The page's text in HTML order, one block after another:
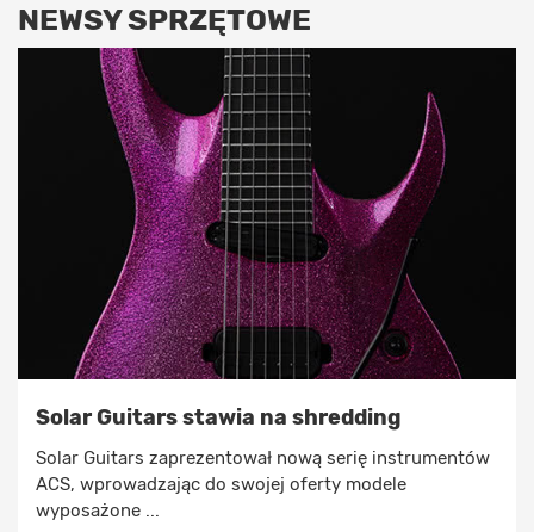
NEWSY SPRZĘTOWE
Solar Guitars stawia na shredding
Solar Guitars zaprezentował nową serię instrumentów
ACS, wprowadzając do swojej oferty modele
wyposażone ...